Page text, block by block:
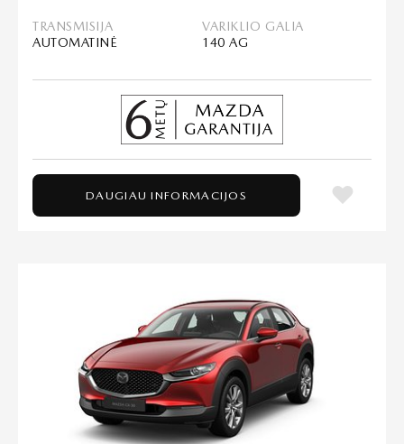
TRANSMISIJA
AUTOMATINĖ
VARIKLIO GALIA
140 AG
DAUGIAU INFORMACIJOS